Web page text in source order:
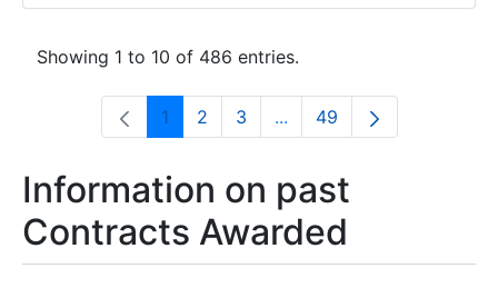
Showing 1 to 10 of 486 entries.
Page
1 Page
2 Page
3 ...Intermediate Pages Use
Page
49
Information on past
Contracts Awarded